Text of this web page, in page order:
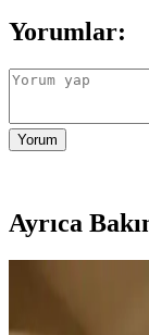
Yorumlar:
Yorum
Ayrıca